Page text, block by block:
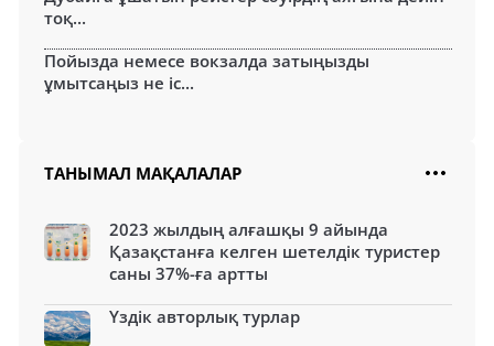
тоқ...
Пойызда немесе вокзалда затыңызды
ұмытсаңыз не іс...
ТАНЫМАЛ МАҚАЛАЛАР
2023 жылдың алғашқы 9 айында
Қазақстанға келген шетелдік туристер
саны 37%-ға артты
Үздік авторлық турлар